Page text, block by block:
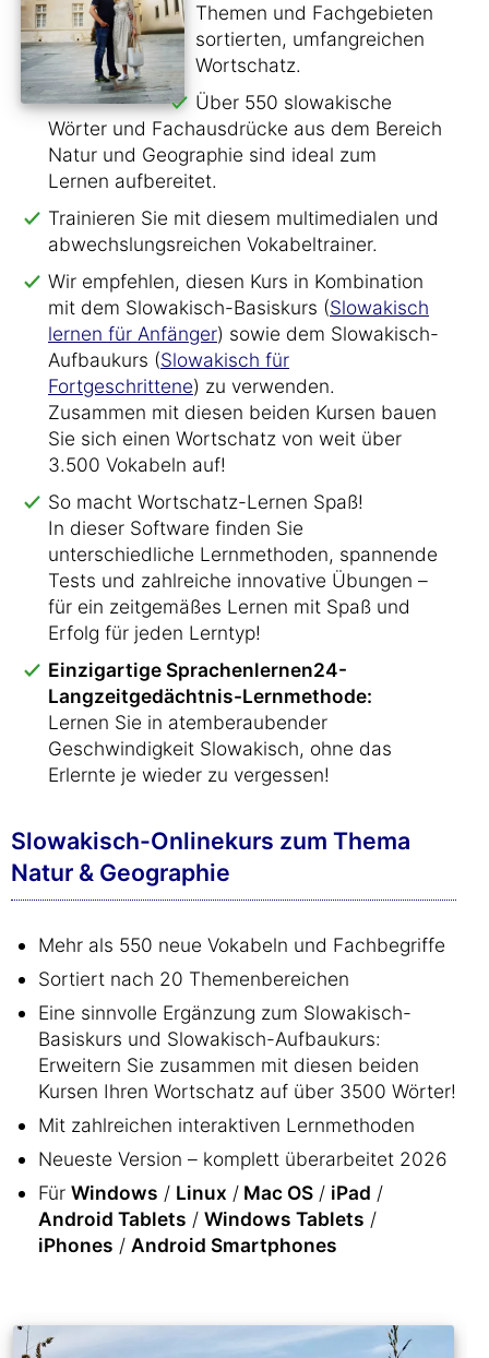
Themen und Fachgebieten
sortierten, umfangreichen
Wortschatz.
Über 550 slowakische
Wörter und Fachausdrücke aus dem Bereich
Natur und Geographie sind ideal zum
Lernen aufbereitet.
Trainieren Sie mit diesem multimedialen und
abwechslungsreichen Vokabeltrainer.
Wir empfehlen, diesen Kurs in Kombination
mit dem Slowakisch-Basiskurs (Slowakisch
lernen für Anfänger) sowie dem Slowakisch-
Aufbaukurs (Slowakisch für
Fortgeschrittene) zu verwenden.
Zusammen mit diesen beiden Kursen bauen
Sie sich einen Wortschatz von weit über
3.500 Vokabeln auf!
So macht Wortschatz-Lernen Spaß!
In dieser Software finden Sie
unterschiedliche Lernmethoden, spannende
Tests und zahlreiche innovative Übungen –
für ein zeitgemäßes Lernen mit Spaß und
Erfolg für jeden Lerntyp!
Einzigartige Sprachenlernen24-
Langzeitgedächtnis-Lernmethode:
Lernen Sie in atemberaubender
Geschwindigkeit Slowakisch, ohne das
Erlernte je wieder zu vergessen!
Slowakisch-Onlinekurs zum Thema
Natur & Geographie
Mehr als 550 neue Vokabeln und Fachbegriffe
Sortiert nach 20 Themenbereichen
Eine sinnvolle Ergänzung zum Slowakisch-
Basiskurs und Slowakisch-Aufbaukurs:
Erweitern Sie zusammen mit diesen beiden
Kursen Ihren Wortschatz auf über 3500 Wörter!
Mit zahlreichen interaktiven Lernmethoden
Neueste Version – komplett überarbeitet 2026
Für Windows / Linux / Mac OS / iPad /
Android Tablets / Windows Tablets /
iPhones / Android Smartphones